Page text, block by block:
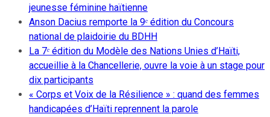
jeunesse féminine haïtienne
Anson Dacius remporte la 9ᵉ édition du Concours
national de plaidoirie du BDHH
La 7ᵉ édition du Modèle des Nations Unies d’Haïti,
accueillie à la Chancellerie, ouvre la voie à un stage pour
dix participants
« Corps et Voix de la Résilience » : quand des femmes
handicapées d’Haïti reprennent la parole